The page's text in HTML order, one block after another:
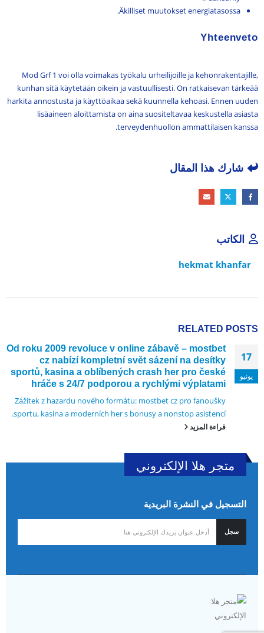
Äkilliset muutokset energiatasossa.
Yhteenveto
Mod Grf 1 voi olla voimakas työkalu urheilijoille ja kehonrakentajille,
kunhan sitä käytetään oikein ja vastuullisesti. On ratkaisevan tärkeää
harkita annostusta ja käyttöaikaa sekä kuunnella kehoasi. Ennen uuden
lisäaineen aloittamista on aina suositeltavaa keskustella asiasta
terveydenhuollon ammattilaisen kanssa.
شارك هذا المقال
الكاتب
hekmat khanfar
RELATED POSTS
17
يونيو
Od roku 2009 revoluce v online zábavě – mostbet
cz nabízí kompletní svět sázení na desítky
sportů, kasina a oblíbených crash her pro české
hráče s 24/7 podporou a rychlými výplatami
Zážitek z hazardu nového formátu: mostbet cz pro fanoušky
sportu, kasina a moderních her s bonusy a nonstop asistencí.
قراءة المزيد
متجر هلا الإلكتروني
التسجيل في النشرة البريدية